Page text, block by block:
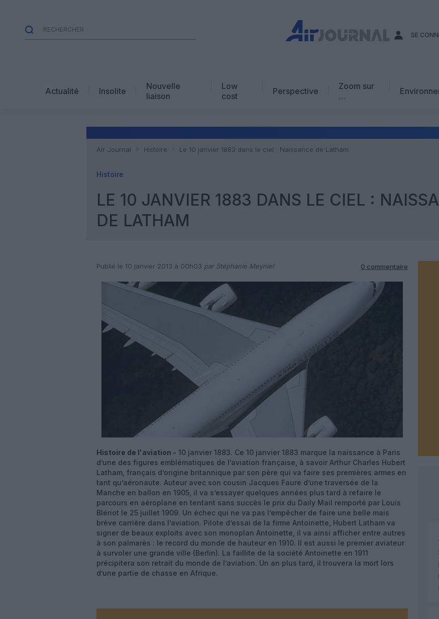
SE
Actualité Insolite
Nouvelle
liaison
Low
cost
Perspective
Zoom sur
…
Avis d’expert
Air Journal Histoire Le 10 janvier 1883 dans le ciel : Naissance de Latham
Histoire
LE 10 JANVIER 1883 DANS LE CIEL :
DE LATHAM
Publié le 10 janvier 2013 à 00h03 par Stéphanie Meyniel 0 commentaire
Histoire de l'aviation - 10 janvier 1883. Ce 10 janvier 1883 marque la naissance à Paris
d’une des figures emblématiques de l’aviation française, à savoir Arthur Charles Hubert
Latham, français d’origine britannique par son père qui va faire ses premières armes en
tant qu’aéronaute. Auteur avec son cousin Jacques Faure d’une traversée de la
Manche en ballon en 1905, il va s’essayer quelques années plus tard à refaire le
parcours en aéroplane en tentant sans succès le prix du Daily Mail remporté par Louis
Blériot le 25 juillet 1909. Un échec qui ne va pas l’empêcher de faire une belle mais
brève carrière dans l’aviation. Pilote d’essai de la firme Antoinette, Hubert Latham va
signer de beaux exploits avec son monoplan Antoinette, il va ainsi afficher entre autres
à son palmarès : le record du monde de hauteur en 1910. Il est aussi le premier aviateur
à survoler une grande ville (Berlin). La faillite de la société Antoinette en 1911
précipitera son retrait du monde de l’aviation. Un an plus tard, il trouvera la mort lors
d’une partie de chasse en Afrique.
: